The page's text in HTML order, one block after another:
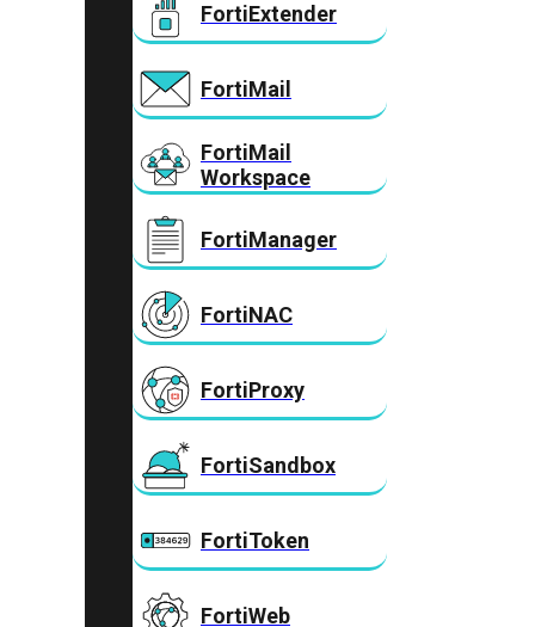
FortiExtender
FortiMail
FortiMail
Workspace
FortiManager
FortiNAC
FortiProxy
FortiSandbox
FortiToken
FortiWeb